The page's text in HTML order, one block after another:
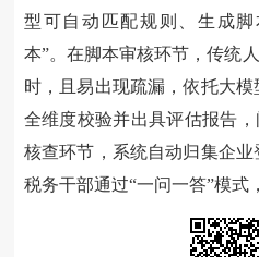
型可自动匹配规则、生成
本”。在脚本审核环节，传统
时，且易出现疏漏，依托大
全维度校验并出具评估报告
核查环节，系统自动归集企业
税务干部通过“一问一答”模式